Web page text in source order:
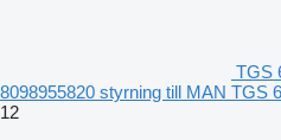
TGS
8098955820 styrning till MAN TGS
12